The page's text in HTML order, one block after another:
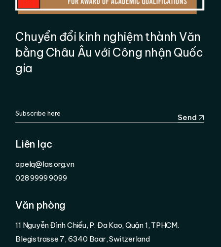
Chuyển đổi kinh nghiệm thành Văn
bằng Châu Âu với Công nhận Quốc
gia
Send
Liên lạc
apelq@las.org.vn
028 9999 9099
Văn phòng
11 Nguyễn Đình Chiểu, P. Đa Kao, Quận 1, TPHCM.
Blegistrasse 7, 6340 Baar, Switzerland